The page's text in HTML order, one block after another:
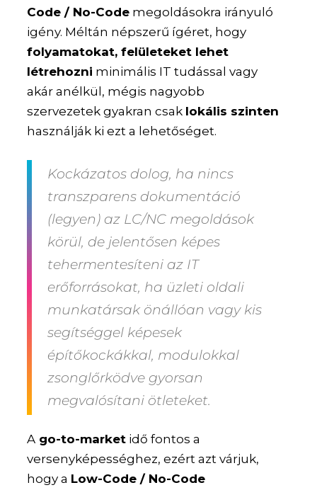
Code / No-Code megoldásokra irányuló
igény. Méltán népszerű ígéret, hogy
folyamatokat, felületeket lehet
létrehozni minimális IT tudással vagy
akár anélkül, mégis nagyobb
szervezetek gyakran csak lokális szinten
használják ki ezt a lehetőséget.
Kockázatos dolog, ha nincs
transzparens dokumentáció
(legyen) az LC/NC megoldások
körül, de jelentősen képes
tehermentesíteni az IT
erőforrásokat, ha üzleti oldali
munkatársak önállóan vagy kis
segítséggel képesek
építőkockákkal, modulokkal
zsonglőrködve gyorsan
megvalósítani ötleteket.
A go-to-market idő fontos a
versenyképességhez, ezért azt várjuk,
hogy a Low-Code / No-Code